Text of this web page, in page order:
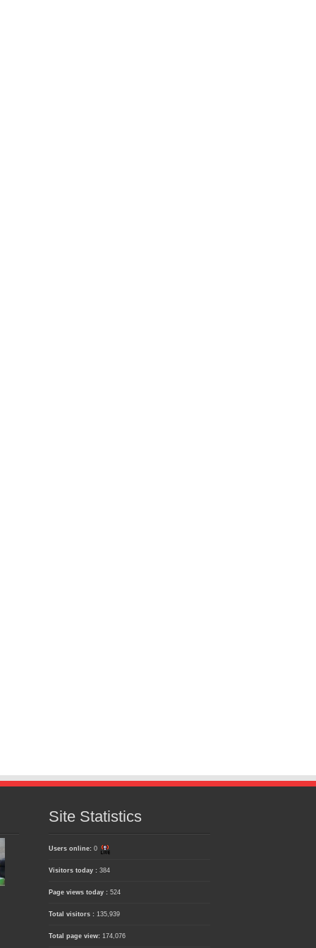
Site Statistics
Users online: 0
Visitors today : 384
Page views today : 524
Total visitors : 135,939
Total page view: 174,076